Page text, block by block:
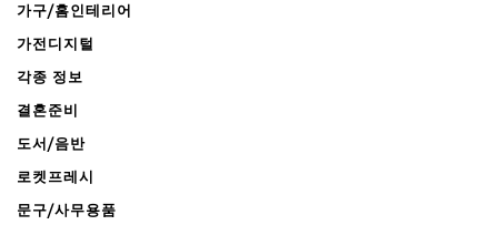
가구/홈인테리어
가전디지털
각종 정보
결혼준비
도서/음반
로켓프레시
문구/사무용품